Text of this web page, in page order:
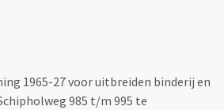
1965-27 voor uitbreiden binderij en
985 t/m 995 te